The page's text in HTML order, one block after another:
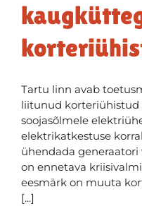
Tartu linn avab
liitunud korteriühistud
soojasõlmele
elektrikatkestuse
ühendada
on ennetava
eesmärk on muuta
[...]